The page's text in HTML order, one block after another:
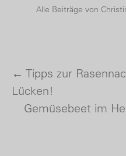
Alle Beiträge von
Post navigation
← Tipps zur
Lücken!
Gemüsebeet im